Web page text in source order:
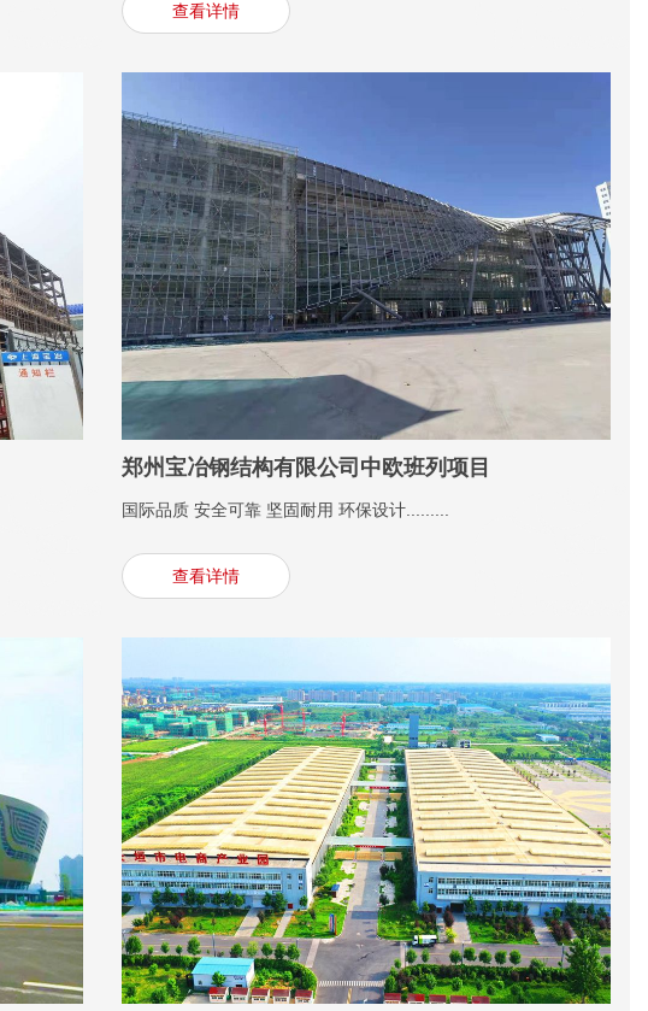
查看详情
郑州宝冶钢结构有限公司中欧班列项目
国际品质 安全可靠 坚固耐用 环保设计.........
查看详情